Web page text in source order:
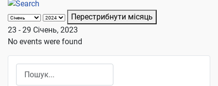
Перестрибнути місяць
23 - 29 Січень, 2023
No events were found